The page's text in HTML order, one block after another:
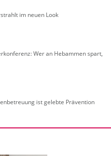
im neuen Look
Wer an Heb­am­men spart,
ist ge­leb­te Prä­ven­ti­on